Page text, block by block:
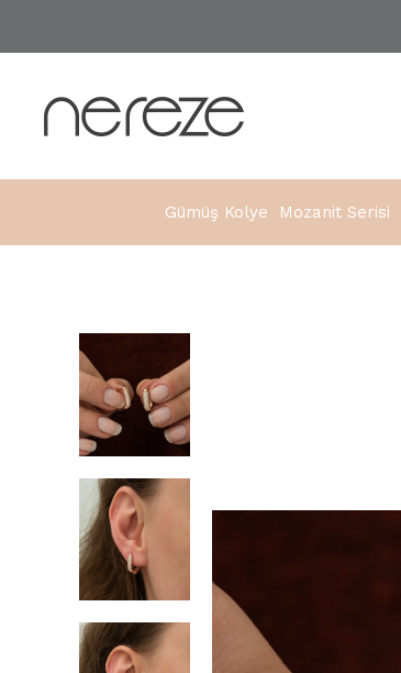
Gümüş Kolye Mozanit Serisi